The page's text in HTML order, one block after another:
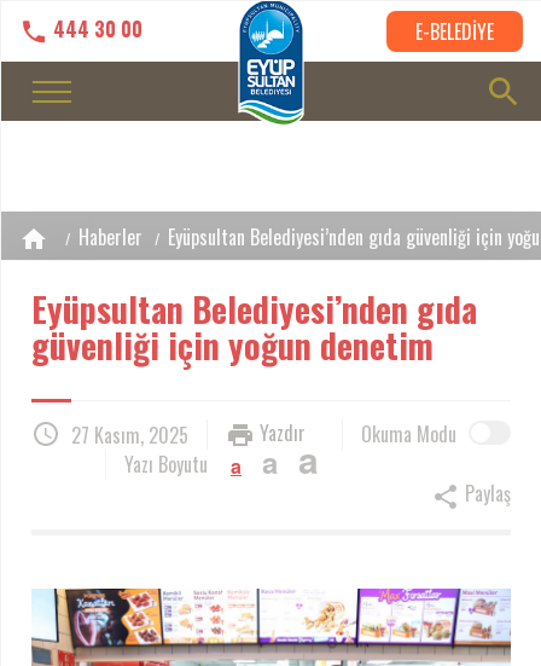
444 30 00 E-BELEDİYE
Haberler Eyüpsultan Belediyesi’nden gıda güvenliği için
Eyüpsultan Belediyesi’nden gıda
güvenliği için yoğun denetim
27 Kasım, 2025 Okuma Modu
Yazdır
Yazı Boyutu
a a a
Paylaş